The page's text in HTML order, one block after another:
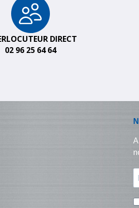
DIRECT
02 96 25 64 64